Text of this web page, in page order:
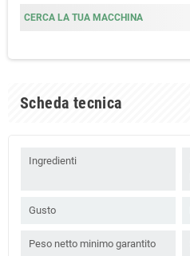
CERCA LA TUA MACCHINA
Scheda tecnica
Ingredienti
Gusto
Peso netto minimo garantito